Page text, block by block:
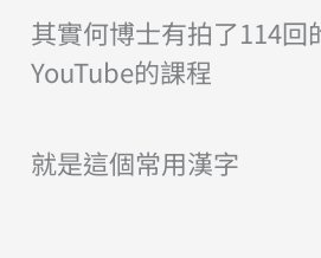
其實何博士有拍了114回
YouTube的課程
就是這個常用漢字